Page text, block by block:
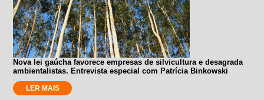
Nova lei gaúcha favorece empresas de silvicultura e desagrada
ambientalistas. Entrevista especial com Patrícia Binkowski
LER MAIS